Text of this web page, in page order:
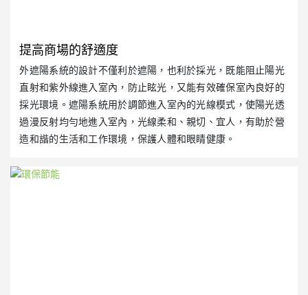
提高商場的舒適度
外遮陽系統的設計不僅利於遮陽，也利於採光，既能阻止陽光
直射和紫外線進入室內，防止眩光，又能有效確保室內良好的
採光環境。遮陽系統用於調節進入室內的光線模式，使陽光透
過漫反射均勻地進入室內，光線柔和、親切、宜人，有助於營
造和諧的生活和工作環境，保護人體和眼睛健康。